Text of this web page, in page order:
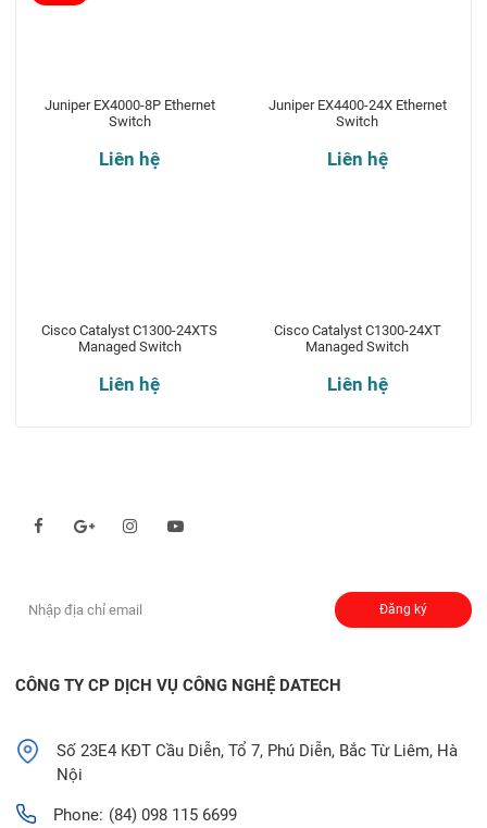
Juniper EX4000-8P Ethernet
Switch
Liên hệ
Juniper EX4400-24X Ethernet
Switch
Liên hệ
Cisco Catalyst C1300-24XTS
Managed Switch
Liên hệ
Cisco Catalyst C1300-24XT
Managed Switch
Liên hệ
Đăng ký
CÔNG TY CP DỊCH VỤ CÔNG NGHỆ DATECH
Số 23E4 KĐT Cầu Diễn, Tổ 7, Phú Diễn, Bắc Từ Liêm, Hà
Nội
Phone: (84) 098 115 6699